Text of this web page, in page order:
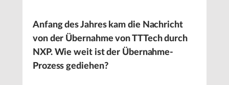
Anfang des Jahres kam die Nachricht
von der Übernahme von TTTech durch
NXP. Wie weit ist der Übernahme-
Prozess gediehen?